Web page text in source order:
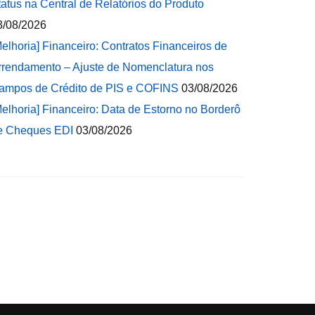
na Central de Relatórios do Produto
08/2026
Financeiro: Contratos Financeiros de
– Ajuste de Nomenclatura nos
de Crédito de PIS e COFINS 03/08/2026
Financeiro: Data de Estorno no Borderô
Cheques EDI 03/08/2026